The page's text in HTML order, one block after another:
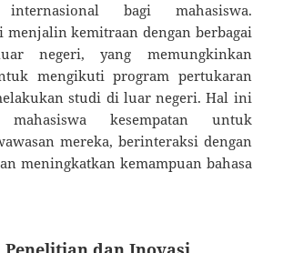
internasional bagi mahasiswa.
menjalin kemitraan dengan berbagai
negeri, yang memungkinkan
mengikuti program pertukaran
studi di luar negeri. Hal ini
mahasiswa kesempatan untuk
mereka, berinteraksi dengan
meningkatkan kemampuan bahasa